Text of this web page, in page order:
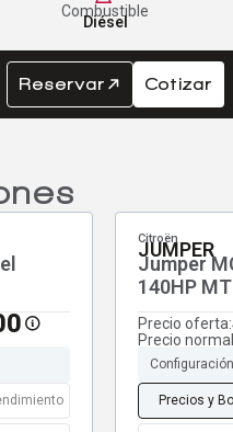
Combustible
Diésel
Reservar Cotizar
Citroën
JUMPER
Jumper
140HP MT
Precio oferta:
Precio
Precios y